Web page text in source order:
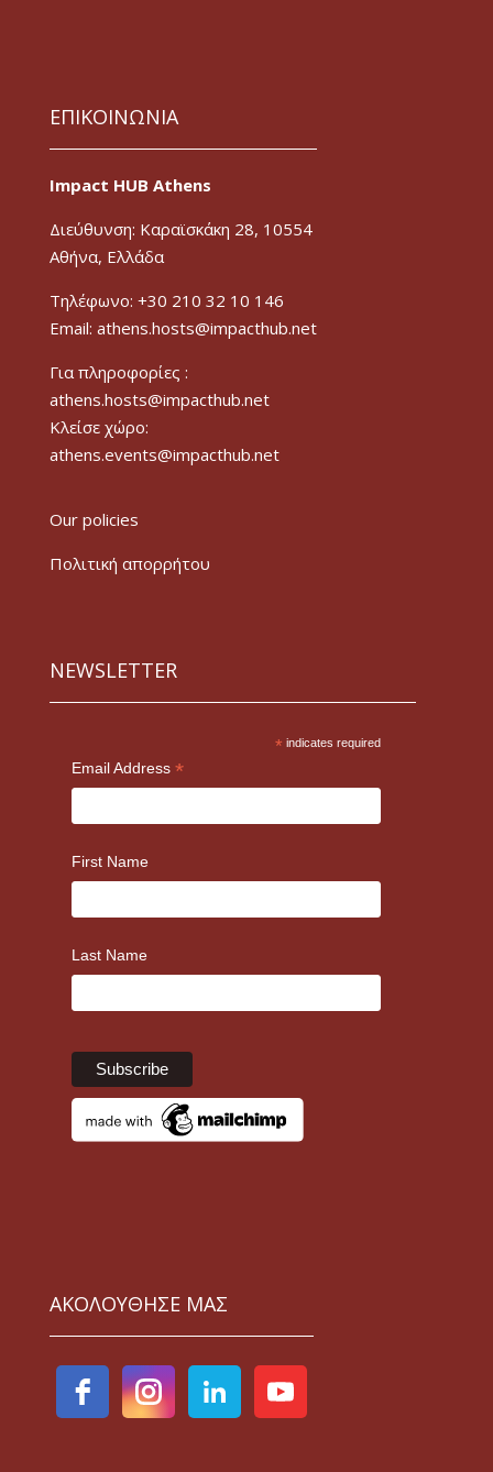
ΕΠΙΚΟΙΝΩΝΙΑ
Impact HUB Athens
Διεύθυνση: Καραϊσκάκη 28, 10554
Αθήνα, Ελλάδα
Τηλέφωνο: +30 210 32 10 146
Email: athens.hosts@impacthub.net
Για πληροφορίες :
athens.hosts@impacthub.net
Κλείσε χώρο:
athens.events@impacthub.net
Our policies
Πολιτική απορρήτου
NEWSLETTER
* indicates required
Email Address *
First Name
Last Name
ΑΚΟΛΟΥΘΗΣΕ ΜΑΣ